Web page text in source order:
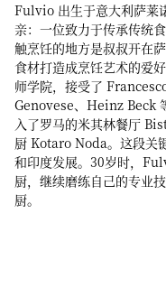
Fulvio 出生于意大利萨莱
亲：一位致力于传承传统
触烹饪的地方是叔叔开在
食材打造成烹饪艺术的爱
师学院，接受了
Genovese、Heinz Beck
入了罗马的米其林餐厅
厨 Kotaro Noda。这段关
和印度发展。30岁时，
厨，继续磨练自己的专
厨。